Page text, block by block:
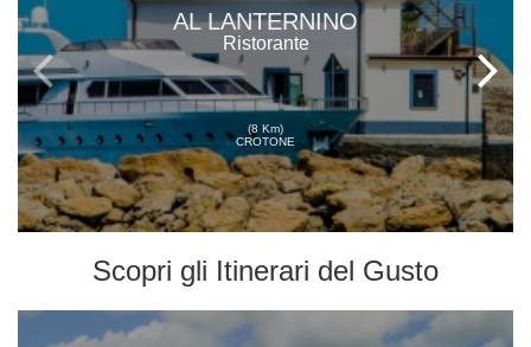
AL LANTERNINO
Ristorante
(8 Km)
CROTONE
Scopri gli Itinerari del Gusto